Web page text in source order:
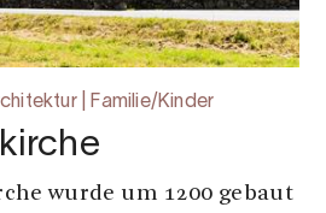
| Familie/Kinder
wurde um 1200 gebaut